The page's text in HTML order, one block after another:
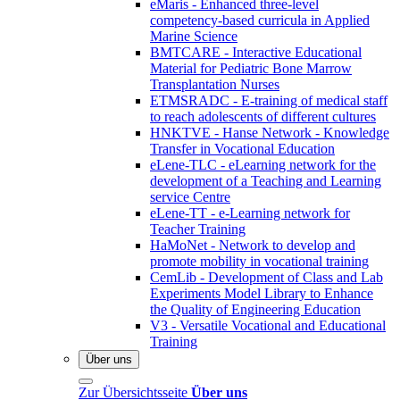
eMaris - Enhanced three-level
competency-based curricula in Applied
Marine Science
BMTCARE - Interactive Educational
Material for Pediatric Bone Marrow
Transplantation Nurses
ETMSRADC - E-training of medical staff
to reach adolescents of different cultures
HNKTVE - Hanse Network - Knowledge
Transfer in Vocational Education
eLene-TLC - eLearning network for the
development of a Teaching and Learning
service Centre
eLene-TT - e-Learning network for
Teacher Training
HaMoNet - Network to develop and
promote mobility in vocational training
CemLib - Development of Class and Lab
Experiments Model Library to Enhance
the Quality of Engineering Education
V3 - Versatile Vocational and Educational
Training
Über uns
Zur Übersichtsseite Über uns